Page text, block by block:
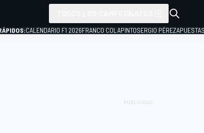
CALENDARIO F1 2026FRANCO COLAPINTOSERGIO PÉREZAPUESTAS